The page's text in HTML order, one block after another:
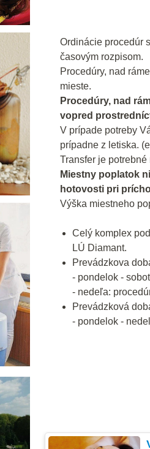
Ordinácie procedúr
časovým rozpisom.
Procedúry, nad
mieste.
Procedúry, nad
vopred
V prípade potreby
prípadne z letiska.
Transfer je
Miestny poplatok
hotovosti pri
Výška miestneho
Celý komplex
LÚ Diamant.
Prevádzkova
- pondelok -
- nedeľa:
Prevádzková
- pondelok -